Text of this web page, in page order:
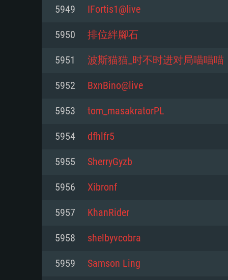
Minimum
Mémoire: 4 GB
Carte graphique supportant
Radeon 77XX / NVIDIA GeForce
résolution minimale supportée
Disque dur: 23.1 Go (client
Minimum
processeurs Intel Xeon ne sont
Mémoire: 6 GB
Carte graphique: Intel Iris Pro
analogue AMD/Nvidia. La
Disque dur: 62,2 Go (client
Minimum
modernes
Processeur: Dual-Core 2.4 GHz
Mémoire: 4 GB
Carte graphique: NVIDIA 660
drivers (moins de 6 mois) / de
de 720p)
Connection: Connexion Internet
Disque dur: 62,2 Go (client
5949 IFortis1@live
5950 排位絆腳石
5951 波斯猫猫_时不时进对局喵喵喵
5952 BxnBino@live
5953 tom_masakratorPL
5954 dfhlfr5
5955 SherryGyzb
5956 Xibronf
5957 KhanRider
5958 shelbyvcobra
5959 Samson Ling